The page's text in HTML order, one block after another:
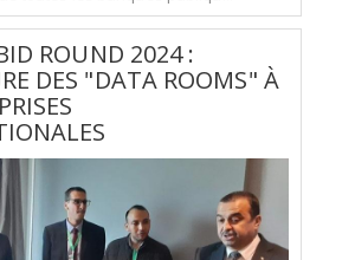
ROUND 2024 :
DES "DATA ROOMS" À